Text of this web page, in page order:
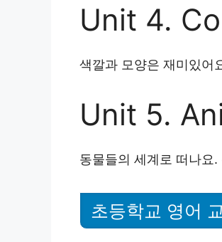
Unit 4.
색깔과 모양은 재미있어
Unit 5.
동물들의 세계로 떠나요
초등학교 영어